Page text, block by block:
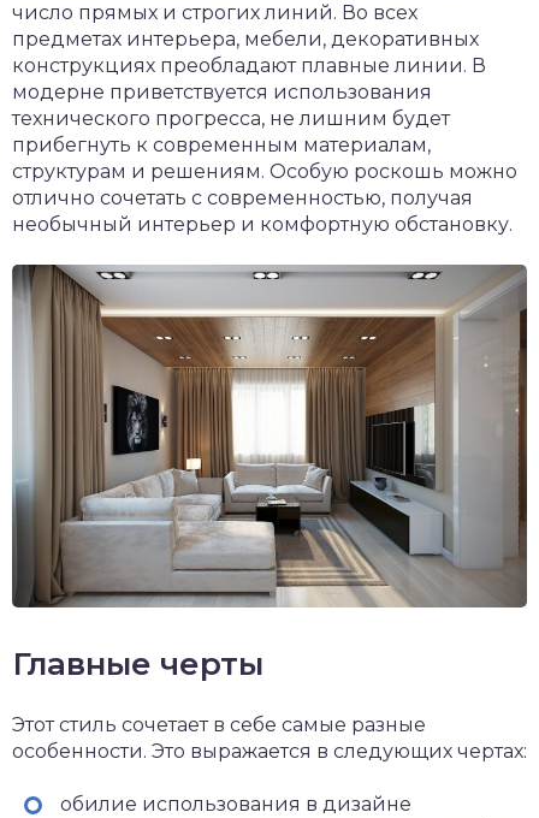
число прямых и строгих линий. Во всех
предметах интерьера, мебели, декоративных
конструкциях преобладают плавные линии. В
модерне приветствуется использования
технического прогресса, не лишним будет
прибегнуть к современным материалам,
структурам и решениям. Особую роскошь можно
отлично сочетать с современностью, получая
необычный интерьер и комфортную обстановку.
Главные черты
Этот стиль сочетает в себе самые разные
особенности. Это выражается в следующих чертах:
обилие использования в дизайне